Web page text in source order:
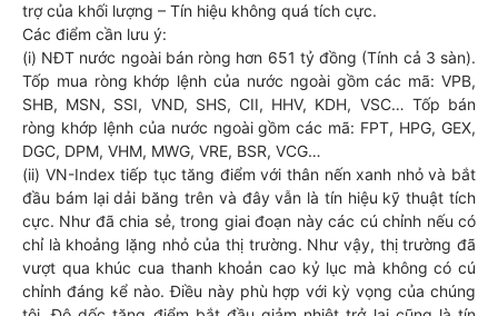
trợ của khối lượng – Tín hiệu không quá tích cực.
Các điểm cần lưu ý:
(i) NĐT nước ngoài bán ròng hơn 651 tỷ đồng (Tính cả 3 sàn).
Tốp mua ròng khớp lệnh của nước ngoài gồm các mã: VPB,
SHB, MSN, SSI, VND, SHS, CII, HHV, KDH, VSC… Tốp bán
ròng khớp lệnh của nước ngoài gồm các mã: FPT, HPG, GEX,
DGC, DPM, VHM, MWG, VRE, BSR, VCG…
(ii) VN-Index tiếp tục tăng điểm với thân nến xanh nhỏ và bắt
đầu bám lại dải băng trên và đây vẫn là tín hiệu kỹ thuật tích
cực. Như đã chia sẻ, trong giai đoạn này các cú chỉnh nếu có
chỉ là khoảng lặng nhỏ của thị trường. Như vậy, thị trường đã
vượt qua khúc cua thanh khoản cao kỷ lục mà không có cú
chỉnh đáng kể nào. Điều này phù hợp với kỳ vọng của chúng